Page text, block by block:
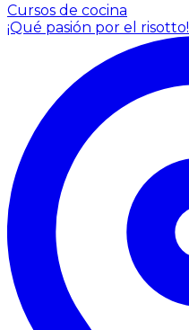
Cursos de cocina
¡Qué pasión por el risotto!